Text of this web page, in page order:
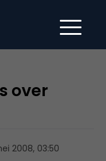
over
2008, 03:50